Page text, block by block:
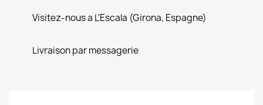
Visitez-nous a L'Escala (Girona, Espagne)
Livraison par messagerie